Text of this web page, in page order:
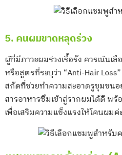
5. คนผมขาดหลุดร่วง
ผู้ที่มีภาวะผมร่วงเรื้อรัง ควรเน้นเลื
หรือสูตรที่ระบุว่า “Anti-Hair
สกัดที่ช่วยทำความสะอาดรูขุมขนอ
สารอาหารซึมเข้าสู่รากผมได้ดี พ
เพื่อเสริมความแข็งแรงให้โคนผมค่